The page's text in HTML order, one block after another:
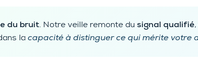
du bruit. Notre veille remonte du signal qualifié
la capacité à distinguer ce qui mérite votre